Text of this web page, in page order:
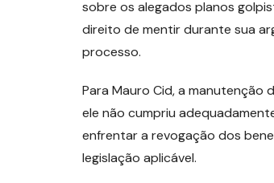
sobre os alegados planos
direito de mentir durante sua
processo.
Para Mauro Cid, a manutenção
ele não cumpriu
enfrentar a revogação dos
legislação aplicável.